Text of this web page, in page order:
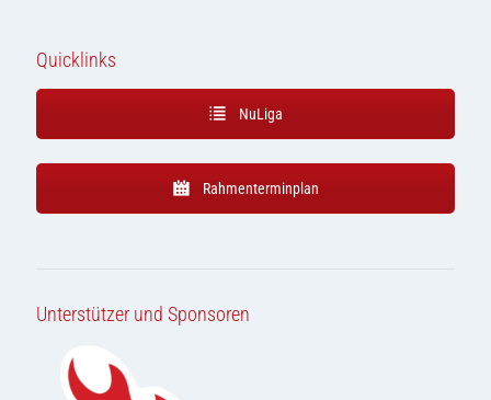
Quicklinks
NuLiga
Rahmenterminplan
Unterstützer und Sponsoren